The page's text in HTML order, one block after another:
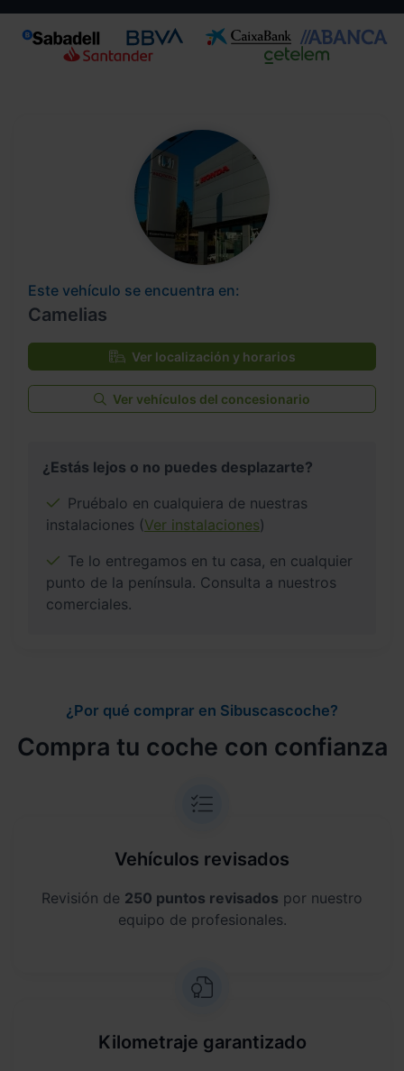
Este vehículo se encuentra en:
Camelias
Ver localización y horarios
Ver vehículos del concesionario
¿Estás lejos o no puedes desplazarte?
Pruébalo en cualquiera de nuestras
instalaciones (Ver instalaciones)
Te lo entregamos en tu casa, en cualquier
punto de la península. Consulta a nuestros
comerciales.
¿Por qué comprar en Sibuscascoche?
Compra tu coche con confianza
Vehículos revisados
Revisión de 250 puntos revisados por nuestro
equipo de profesionales.
Kilometraje garantizado